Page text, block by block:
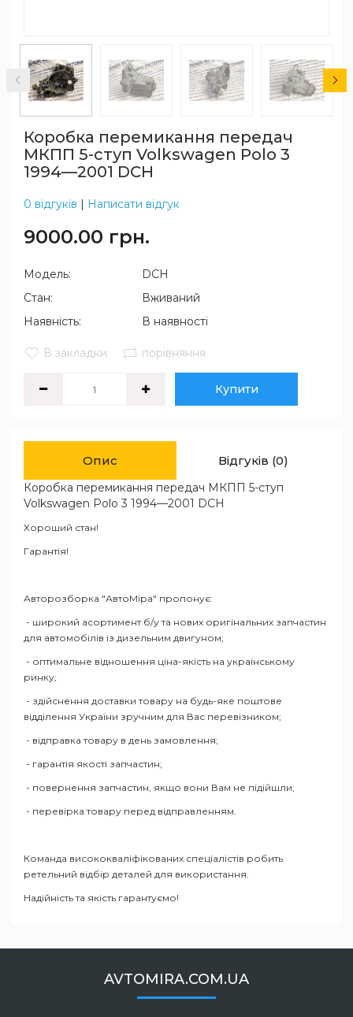
Коробка перемикання передач
MКПП 5-ступ Volkswagen Polo 3
1994—2001 DCH
0 відгуків | Написати відгук
9000.00 грн.
Модель:
DCH
Стан:
Вживаний
Наявність:
В наявності
В закладки порівняння
Купити
Опис Відгуків (0)
Коробка перемикання передач MКПП 5-ступ
Volkswagen Polo 3 1994—2001 DCH
Хороший стан!
Гарантія!
Авторозборка "АвтоМіра" пропонує:
- широкий асортимент б/у та нових оригінальних запчастин
для автомобілів із дизельним двигуном;
- оптимальне відношення ціна-якість на українському
ринку;
- здійснення доставки товару на будь-яке поштове
відділення України зручним для Вас перевізником;
- відправка товару в день замовлення;
- гарантія якості запчастин;
- повернення запчастин, якщо вони Вам не підійшли;
- перевірка товару перед відправленням.
Команда висококваліфікованих спеціалістів робить
ретельний відбір деталей для використання.
Надійність та якість гарантуємо!
AVTOMIRA.COM.UA